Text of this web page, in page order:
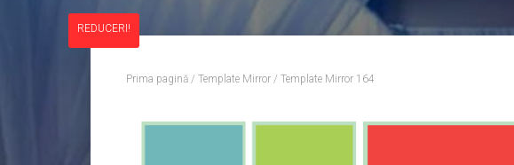
REDUCERI!
Prima pagină / Template Mirror / Template Mirror 164